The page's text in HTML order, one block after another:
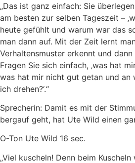
„Das ist ganz einfach: Sie
am besten zur selben Tageszeit –
heute gefühlt und warum war das
man dann auf. Mit der Zeit lernt
Verhaltensmuster erkennt und
Fragen Sie sich einfach, ‚was hat
was hat mir nicht gut getan und an
ich drehen?‘.“
Sprecherin: Damit es mit der
bergauf geht, hat Ute Wild einen
O-Ton Ute Wild 16 sec.
„Viel kuscheln! Denn beim